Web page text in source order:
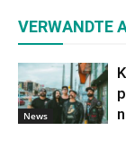
VERWANDTE
News